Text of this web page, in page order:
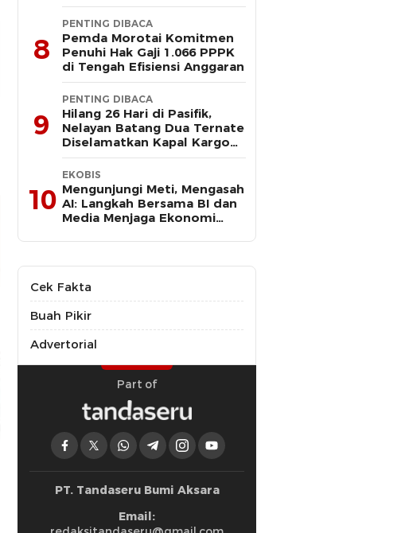
8
PENTING DIBACA
Pemda Morotai Komitmen
Penuhi Hak Gaji 1.066 PPPK
di Tengah Efisiensi Anggaran
9
PENTING DIBACA
Hilang 26 Hari di Pasifik,
Nelayan Batang Dua Ternate
Diselamatkan Kapal Kargo
Prancis
10
EKOBIS
Mengunjungi Meti, Mengasah
AI: Langkah Bersama BI dan
Media Menjaga Ekonomi
Cek Fakta
Buah Pikir
Advertorial
Part of
PT. Tandaseru Bumi Aksara
Email: